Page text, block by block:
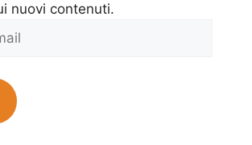
nuovi contenuti.